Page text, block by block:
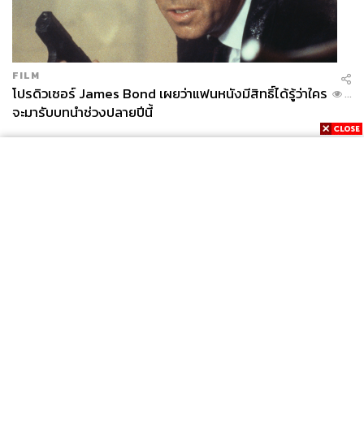
FILM
โปรดิวเซอร์ James Bond เผยว่าแฟนหนังมีสิทธิ์ได้รู้ว่าใคร
จะมารับบทนำช่วงปลายปีนี้
...